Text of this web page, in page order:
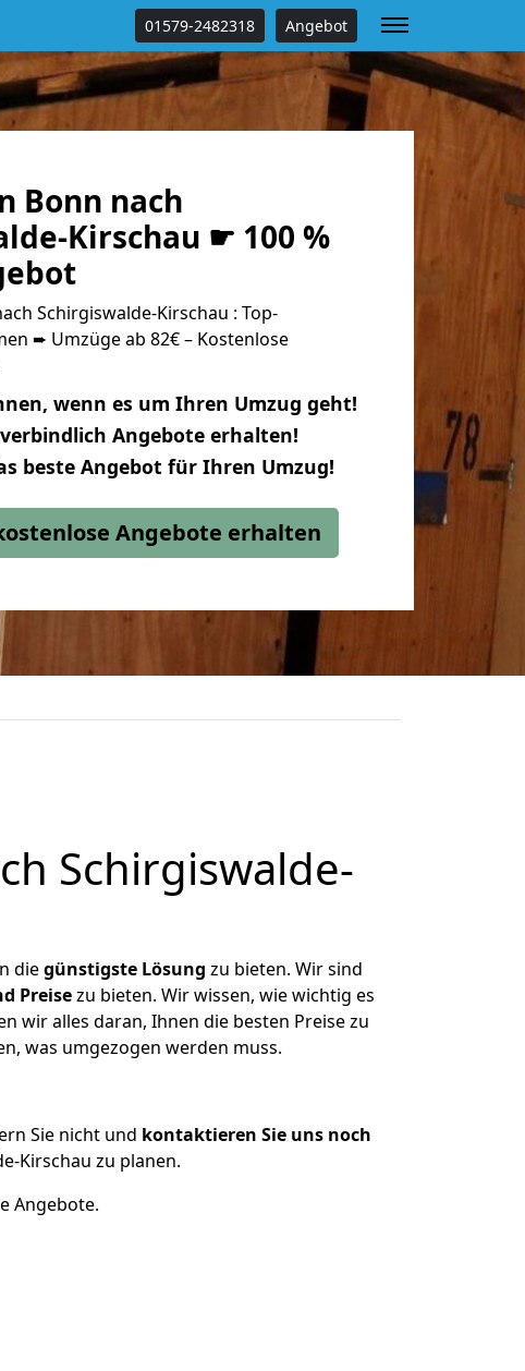
01579-2482318 Angebot
Bonn nach
Kirschau ☛ 100 %
Schirgiswalde-Kirschau : Top-
➨ Umzüge ab 82€ – Kostenlose
wenn es um Ihren Umzug geht!
Angebote erhalten!
beste Angebot für Ihren Umzug!
Angebote erhalten
Schirgiswalde-
diegünstigste Lösung zu bieten. Wir sind
Preisezu bieten. Wir wissen, wie wichtig es
wir alles daran, Ihnen die besten Preise zu
was umgezogen werden muss.
Sie nicht und kontaktieren Sie uns noch
Kirschau zu planen.
Angebote.